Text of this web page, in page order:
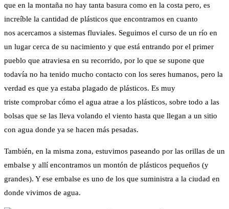
que en la montaña no hay tanta basura como en la costa pero, es
increíble la cantidad de plásticos que encontramos en cuanto
nos acercamos a sistemas fluviales. Seguimos el curso de un río en
un lugar cerca de su nacimiento y que está entrando por el primer
pueblo que atraviesa en su recorrido, por lo que se supone que
todavía no ha tenido mucho contacto con los seres humanos, pero la
verdad es que ya estaba plagado de plásticos. Es muy
triste comprobar cómo el agua atrae a los plásticos, sobre todo a las
bolsas que se las lleva volando el viento hasta que llegan a un sitio
con agua donde ya se hacen más pesadas.
También, en la misma zona, estuvimos paseando por las orillas de un
embalse y allí encontramos un montón de plásticos pequeños (y
grandes). Y ese embalse es uno de los que suministra a la ciudad en
donde vivimos de agua.